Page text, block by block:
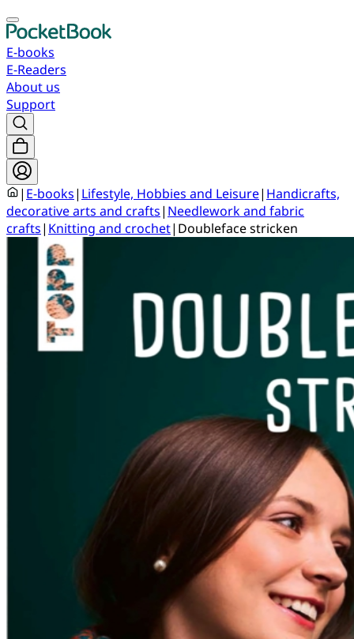
E-books
E-Readers
About us
Support
| E-books| Lifestyle, Hobbies and Leisure| Handicrafts,
decorative arts and crafts| Needlework and fabric
crafts| Knitting and crochet| Doubleface stricken